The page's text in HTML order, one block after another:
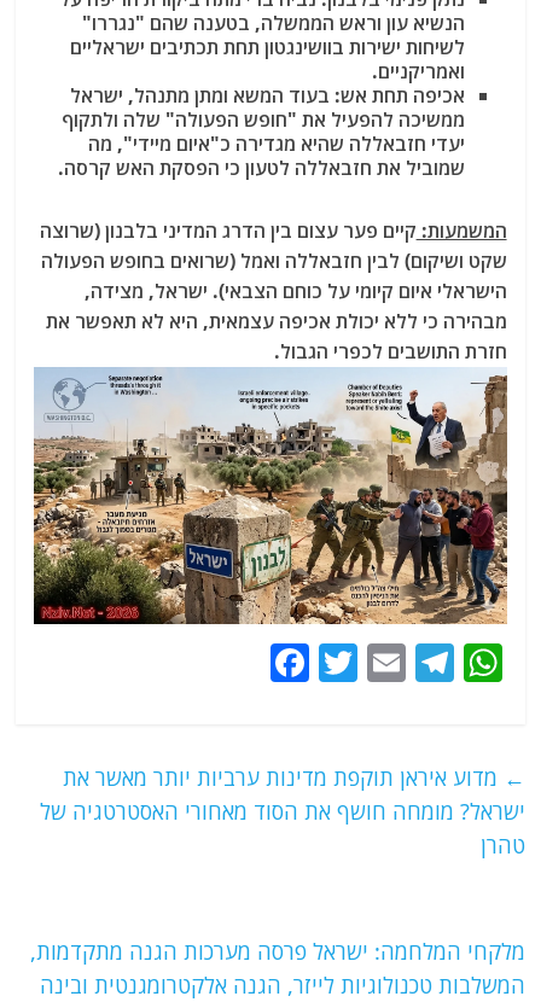
הנשיא עון וראש הממשלה, בטענה שהם "נגררו"
לשיחות ישירות בוושינגטון תחת תכתיבים ישראליים
ואמריקניים.
אכיפה תחת אש: בעוד המשא ומתן מתנהל, ישראל
ממשיכה להפעיל את "חופש הפעולה" שלה ולתקוף
יעדי חזבאללה שהיא מגדירה כ"איום מיידי", מה
שמוביל את חזבאללה לטעון כי הפסקת האש קרסה.
המשמעות: קיים פער עצום בין הדרג המדיני בלבנון (שרוצה
שקט ושיקום) לבין חזבאללה ואמל (שרואים בחופש הפעולה
הישראלי איום קיומי על כוחם הצבאי). ישראל, מצידה,
מבהירה כי ללא יכולת אכיפה עצמאית, היא לא תאפשר את
חזרת התושבים לכפרי הגבול.
W
s
A
T
g
ra
E
l
T
er
e
b
k
← מדוע איראן תוקפת מדינות ערביות יותר מאשר את
ישראל? מומחה חושף את הסוד מאחורי האסטרטגיה של
טהרן
מלקחי המלחמה: ישראל פרסה מערכות הגנה מתקדמות,
המשלבות טכנולוגיות לייזר, הגנה אלקטרומגנטית ובינה